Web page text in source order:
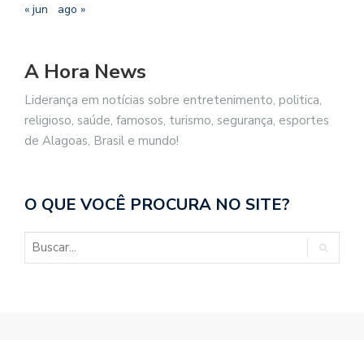
« jun ago »
A Hora News
Liderança em notícias sobre entretenimento, politica,
religioso, saúde, famosos, turismo, segurança, esportes
de Alagoas, Brasil e mundo!
O QUE VOCÊ PROCURA NO SITE?